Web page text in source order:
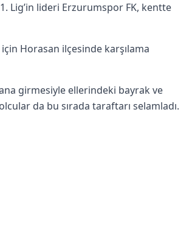
Lig’in lideri Erzurumspor FK, kentte
Horasan ilçesinde karşılama
girmesiyle ellerindeki bayrak ve
da bu sırada taraftarı selamladı.